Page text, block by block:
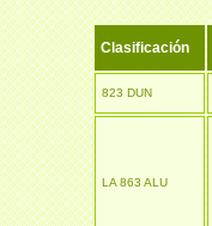
Clasificación
823 DUN
LA 863 ALU